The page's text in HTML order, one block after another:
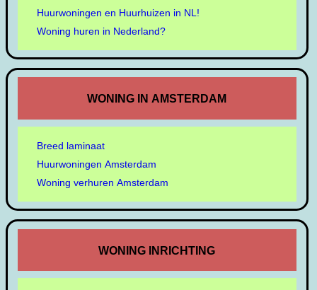
Huurwoningen en Huurhuizen in NL!
Woning huren in Nederland?
WONING IN AMSTERDAM
Breed laminaat
Huurwoningen Amsterdam
Woning verhuren Amsterdam
WONING INRICHTING